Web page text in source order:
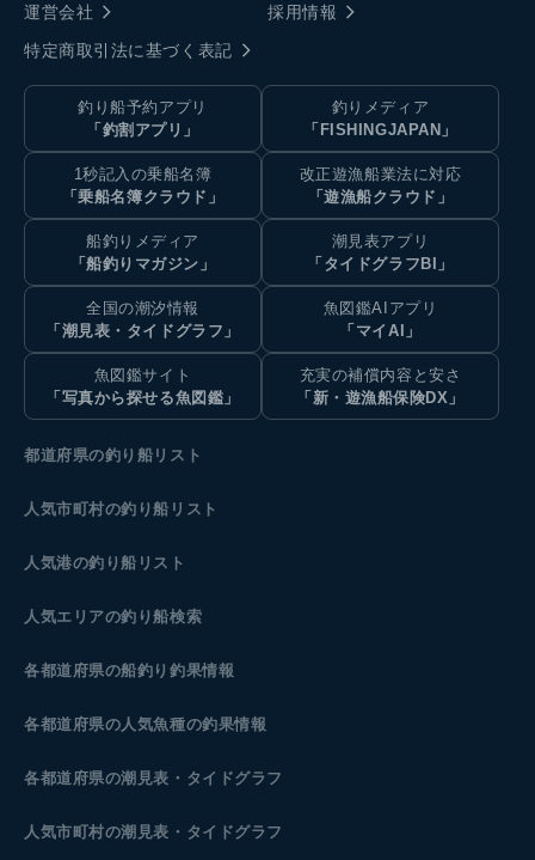
運営会社
採用情報
特定商取引法に基づく表記
釣り船予約アプリ
「釣割アプリ」
釣りメディア
「FISHINGJAPAN」
1秒記入の乗船名簿
「乗船名簿クラウド」
改正遊漁船業法に対応
「遊漁船クラウド」
船釣りメディア
「船釣りマガジン」
潮見表アプリ
「タイドグラフBI」
全国の潮汐情報
「潮見表・タイドグラフ」
魚図鑑AIアプリ
「マイAI」
魚図鑑サイト
「写真から探せる魚図鑑」
充実の補償内容と安さ
「新・遊漁船保険DX」
都道府県の釣り船リスト
人気市町村の釣り船リスト
人気港の釣り船リスト
人気エリアの釣り船検索
各都道府県の船釣り釣果情報
各都道府県の人気魚種の釣果情報
各都道府県の潮見表 ・タイドグラフ
人気市町村の潮見表・タイドグラフ